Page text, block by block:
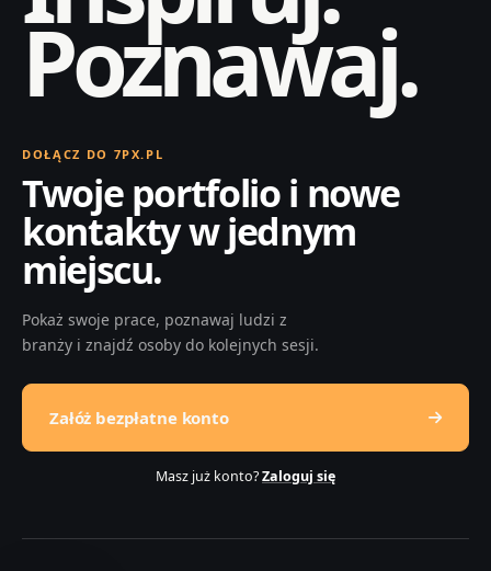
Poznawaj.
DOŁĄCZ DO 7PX.PL
Twoje portfolio i nowe
kontakty w jednym
miejscu.
Pokaż swoje prace, poznawaj ludzi z
branży i znajdź osoby do kolejnych sesji.
Załóż bezpłatne konto
Masz już konto?Zaloguj się